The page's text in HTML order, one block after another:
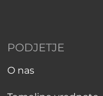
PODJETJE
O nas